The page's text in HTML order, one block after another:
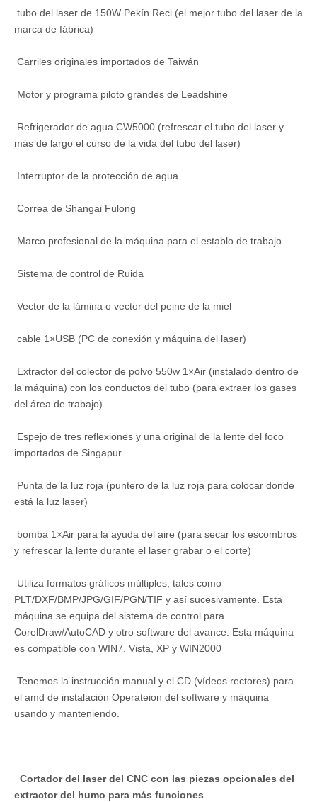
tubo del laser de 150W Pekín Reci (el mejor tubo del laser de la
marca de fábrica)
Carriles originales importados de Taiwán
Motor y programa piloto grandes de Leadshine
Refrigerador de agua CW5000 (refrescar el tubo del laser y
más de largo el curso de la vida del tubo del laser)
Interruptor de la protección de agua
Correa de Shangai Fulong
Marco profesional de la máquina para el establo de trabajo
Sistema de control de Ruida
Vector de la lámina o vector del peine de la miel
cable 1×USB (PC de conexión y máquina del laser)
Extractor del colector de polvo 550w 1×Air (instalado dentro de
la máquina) con los conductos del tubo (para extraer los gases
del área de trabajo)
Espejo de tres reflexiones y una original de la lente del foco
importados de Singapur
Punta de la luz roja (puntero de la luz roja para colocar donde
está la luz laser)
bomba 1×Air para la ayuda del aire (para secar los escombros
y refrescar la lente durante el laser grabar o el corte)
Utiliza formatos gráficos múltiples, tales como
PLT/DXF/BMP/JPG/GIF/PGN/TIF y así sucesivamente. Esta
máquina se equipa del sistema de control para
CorelDraw/AutoCAD y otro software del avance. Esta máquina
es compatible con WIN7, Vista, XP y WIN2000
Tenemos la instrucción manual y el CD (vídeos rectores) para
el amd de instalación Operateion del software y máquina
usando y manteniendo.
Cortador del laser del CNC con las piezas opcionales del
extractor del humo para más funciones